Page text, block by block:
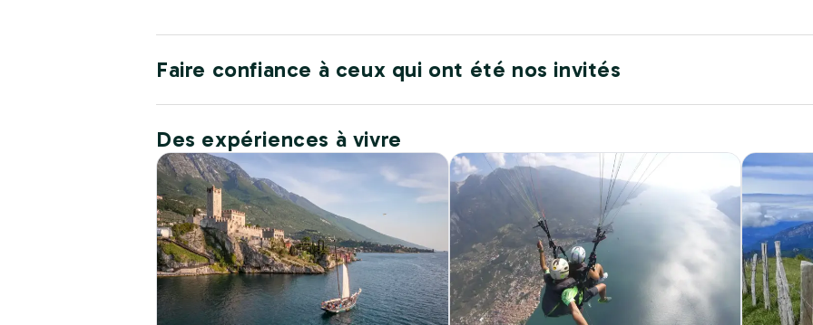
Faire confiance à ceux qui ont été nos invités
Des expériences à vivre